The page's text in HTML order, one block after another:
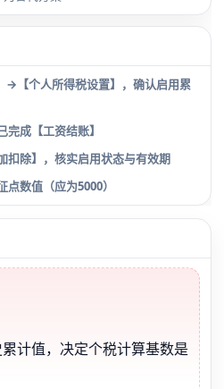
【个人所得税设置】，确认启用累
成【工资结账】
扣除】，核实启用状态与有效期
数值（应为5000）
计值，决定个税计算基数是